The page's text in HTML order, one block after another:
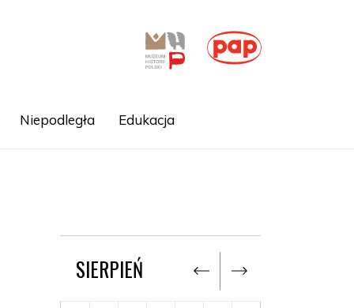
Niepodległa Edukacja
SIERPIEŃ